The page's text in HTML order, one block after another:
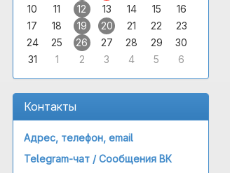
10
11 12 13 14 15
16
17
18 19 20 21 22
23
24
25 26 27 28 29
30
31
1 2 3 4 5 6
Контакты
Адрес, телефон, email
Telegram-чат /Сообщения ВК